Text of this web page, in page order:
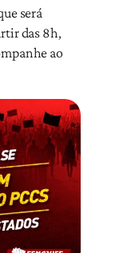
será
das 8h,
ao